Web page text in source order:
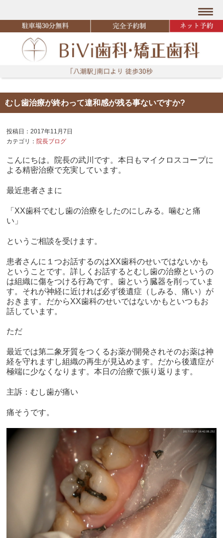
むし歯治療が終わって違和感が残る事ないですか?
投稿日：2017年11月7日
カテゴリ： 院長ブログ
こんにちは。院長の武川です。本日もマイクロスコープに
よる精密治療で充実しています。
最近患者さまに
「XX歯科でむし歯の治療をしたのにしみる。噛むと痛
い」
というご相談を受けます。
患者さんに１つお話するのはXX歯科のせいではないかも
ということです。詳しくお話するとむし歯の治療というの
は組織に傷をつける行為です。歯という臓器を削っていま
す。それが神経に近ければ必ず後遺症（しみる、痛い）が
おきます。だからXX歯科のせいではないかもといつもお
話しています。
ただ
最近では第二象牙質をつくるお薬が開発されそのお薬は神
経を守れますし組織の再生が見込めます。だから後遺症が
極端に少なくなります。本日の治療で振り返ります。
主訴：むし歯が痛い
痛そうです。